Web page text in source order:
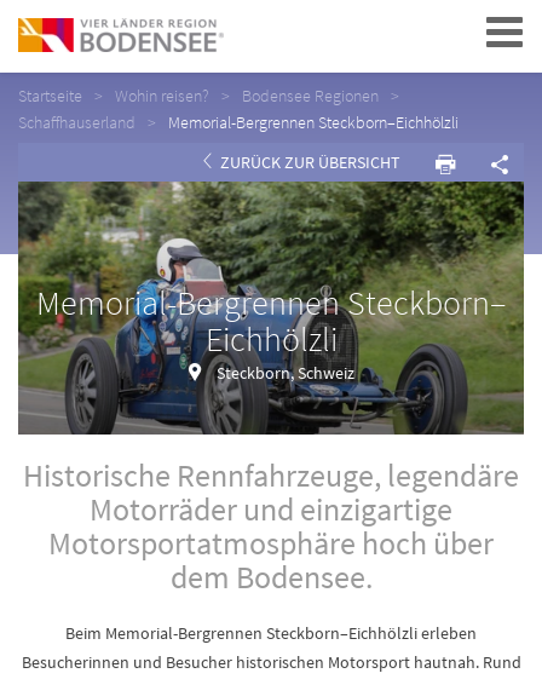
Navigation
Startseite Wohin reisen?
Bodensee Regionen
Schaffhauserland
Memorial-Bergrennen Steckborn–Eichhölzli
ZURÜCK ZUR ÜBERSICHT
Memorial-Bergrennen Steckborn–
Eichhölzli
Steckborn, Schweiz
Historische Rennfahrzeuge, legendäre
Motorräder und einzigartige
Motorsportatmosphäre hoch über
dem Bodensee.
Beim Memorial-Bergrennen Steckborn–Eichhölzli erleben
Besucherinnen und Besucher historischen Motorsport hautnah. Rund